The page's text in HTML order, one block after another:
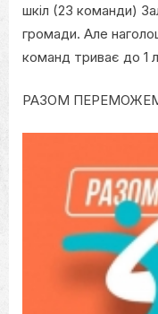
шкіл (23 команди)
громади. Але
команд триває до 1
РАЗОМ